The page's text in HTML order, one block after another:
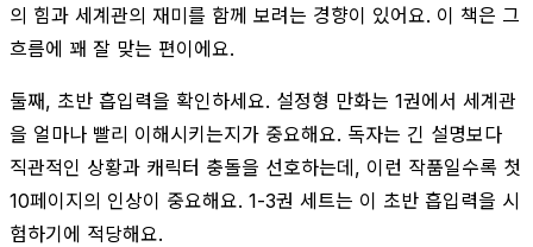
의 힘과 세계관의 재미를 함께 보려는 경향이 있어요. 이 책은 그
흐름에 꽤 잘 맞는 편이에요.
둘째, 초반 흡입력을 확인하세요. 설정형 만화는 1권에서 세계관
을 얼마나 빨리 이해시키는지가 중요해요. 독자는 긴 설명보다
직관적인 상황과 캐릭터 충돌을 선호하는데, 이런 작품일수록 첫
10페이지의 인상이 중요해요. 1-3권 세트는 이 초반 흡입력을 시
험하기에 적당해요.